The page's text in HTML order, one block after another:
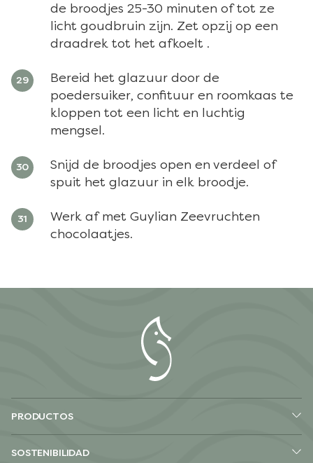
de broodjes 25-30 minuten of tot ze
licht goudbruin zijn. Zet opzij op een
draadrek tot het afkoelt .
Bereid het glazuur door de
poedersuiker, confituur en roomkaas te
kloppen tot een licht en luchtig
mengsel.
Snijd de broodjes open en verdeel of
spuit het glazuur in elk broodje.
Werk af met Guylian Zeevruchten
chocolaatjes.
PRODUCTOS
SOSTENIBILIDAD